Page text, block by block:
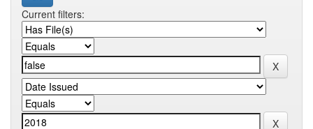
Current filters: